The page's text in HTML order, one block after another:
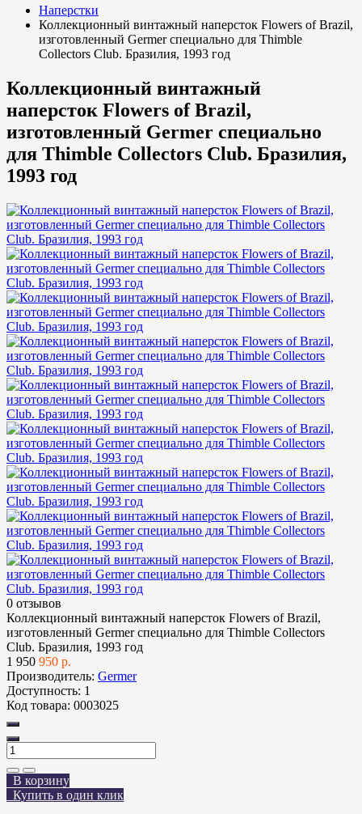
Наперстки
Коллекционный винтажный наперсток Flowers of Brazil,
изготовленный Germer специально для Thimble
Collectors Club. Бразилия, 1993 год
Коллекционный винтажный
наперсток Flowers of Brazil,
изготовленный Germer специально
для Thimble Collectors Club. Бразилия,
1993 год
0 отзывов
Коллекционный винтажный наперсток Flowers of Brazil,
изготовленный Germer специально для Thimble Collectors
Club. Бразилия, 1993 год
1 950 950 р.
Производитель: Germer
Доступность: 1
Код товара: 0003025
В корзину
Купить в один клик